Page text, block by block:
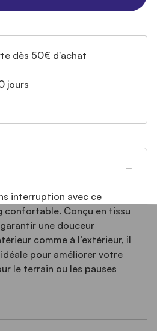
dès 50€ d'achat
jours
interruption avec ce
confortable. Conçu en tissu
une douceur
comme à l’extérieur, il
pour améliorer votre
le terrain ou les pauses